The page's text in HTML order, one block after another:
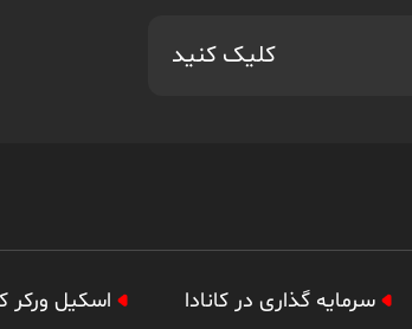
کلیک کنید
سرمایه گذاری در کانادا اسکیل ورکر